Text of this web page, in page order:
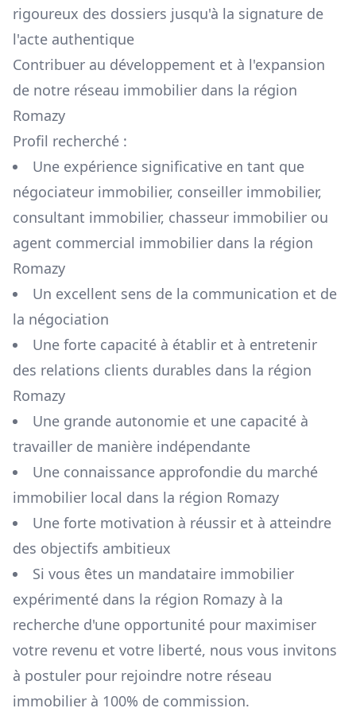
rigoureux des dossiers jusqu'à la signature de
l'acte authentique
Contribuer au développement et à l'expansion
de notre réseau immobilier dans la région
Romazy
Profil recherché :
Une expérience significative en tant que
négociateur immobilier, conseiller immobilier,
consultant immobilier, chasseur immobilier ou
agent commercial immobilier dans la région
Romazy
Un excellent sens de la communication et de
la négociation
Une forte capacité à établir et à entretenir
des relations clients durables dans la région
Romazy
Une grande autonomie et une capacité à
travailler de manière indépendante
Une connaissance approfondie du marché
immobilier local dans la région Romazy
Une forte motivation à réussir et à atteindre
des objectifs ambitieux
Si vous êtes un mandataire immobilier
expérimenté dans la région Romazy à la
recherche d'une opportunité pour maximiser
votre revenu et votre liberté, nous vous invitons
à postuler pour rejoindre notre réseau
immobilier à 100% de commission.